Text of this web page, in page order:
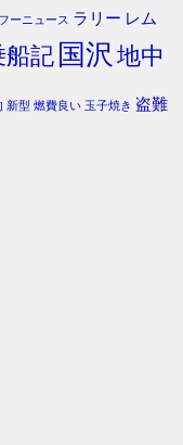
ーニュース ラリー レム
船記 国沢 地中
新型 燃費良い 玉子焼き 盗難